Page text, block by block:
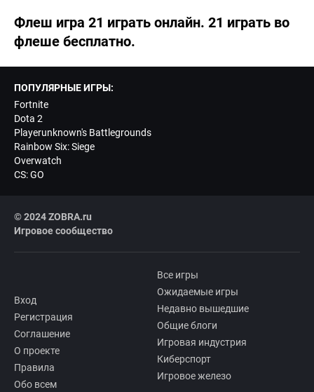
Флеш игра 21 играть онлайн. 21 играть во
флеше бесплатно.
ПОПУЛЯРНЫЕ ИГРЫ:
Fortnite
Dota 2
Playerunknown's Battlegrounds
Rainbow Six: Siege
Overwatch
CS: GO
© 2024 ZOBRA.ru
Игровое сообщество
Вход
Регистрация
Соглашение
О проекте
Правила
Обо всем
Все игры
Ожидаемые игры
Недавно вышедшие
Общие блоги
Игровая индустрия
Киберспорт
Игровое железо